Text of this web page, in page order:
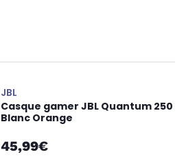
JBL
Casque gamer JBL Quantum 250
Blanc Orange
45,99€